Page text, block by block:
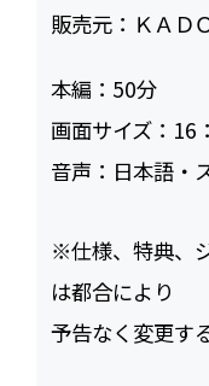
販売元： ＫＡＤ
本編： 50
画面サイズ： 16
音声： 日本語・
※仕様、特典、
は都合により
予告なく変更す